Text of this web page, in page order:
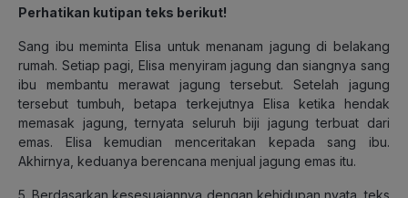
Perhatikan kutipan teks berikut!
Sang ibu meminta Elisa untuk menanam jagung di belakang
rumah. Setiap pagi, Elisa menyiram jagung dan siangnya sang
ibu membantu merawat jagung tersebut. Setelah jagung
tersebut tumbuh, betapa terkejutnya Elisa ketika hendak
memasak jagung, ternyata seluruh biji jagung terbuat dari
emas. Elisa kemudian menceritakan kepada sang ibu.
Akhirnya, keduanya berencana menjual jagung emas itu.
5. Berdasarkan kesesuaiannya dengan kehidupan nyata, teks